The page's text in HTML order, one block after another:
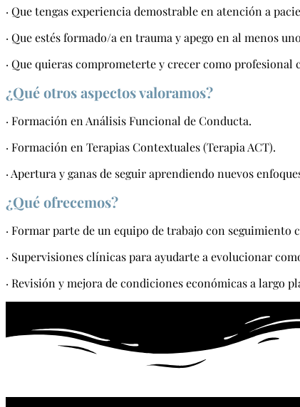
· Que tengas experiencia demostrable en atención a
· Que estés formado/a en trauma y apego en al menos
· Que quieras comprometerte y crecer como profesional
¿Qué otros aspectos valoramos?
· Formación en Análisis Funcional de Conducta.
· Formación en Terapias Contextuales (Terapia ACT).
· Apertura y ganas de seguir aprendiendo nuevos
¿Qué ofrecemos?
· Formar parte de un equipo de trabajo con
· Supervisiones clínicas para ayudarte a evolucionar
· Revisión y mejora de condiciones económicas a largo